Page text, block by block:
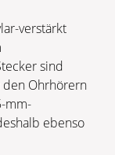
verstärkt
sind
den Ohrhörern
mm-
ebenso